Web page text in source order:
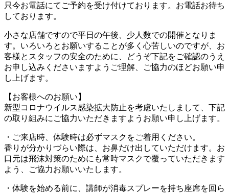
只今お電話にてご予約を受け付けております。お電話お待ち
しております。
小さな店舗ですので平日の午後、少人数での開催となりま
す。いろいろとお願いすることが多く心苦しいのですが、お
客様とスタッフの安全のために、どうぞ下記をご確認のうえ
お申し込みくださいますようご理解、ご協力のほどお願い申
し上げます。
【お客様へのお願い】
新型コロナウイルス感染拡大防止を考慮いたしまして、下記
の取り組みにご協力いただきますようお願い申し上げます。
・ご来店時、体験時は必ずマスクをご着用ください。
香りが分かりづらい際は、お鼻だけ出していただけます。お
口元は飛沫対策のためにも常時マスクで覆っていただきます
よう、ご協力お願いいたします。
・体験を始める前に、講師が消毒スプレーを持ち座席を回ら